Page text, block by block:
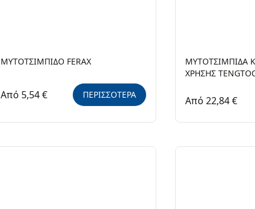
ΜΥΤΟΤΣΙΜΠΙΔΟ FERAX
Από 5,54 € ΠΕΡΙΣΣΟΤΕΡΑ
ΜΥΤΟΤΣΙΜΠΙΔΑ
ΧΡΗΣΗΣ
Από 22,84 €